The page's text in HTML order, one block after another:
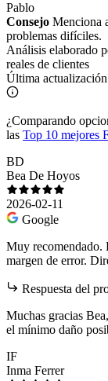
Pablo
Consejo Menciona
problemas difíciles.
Análisis elaborado
reales de clientes
Última
¿Comparando
las Top 10 mejores
BD
Bea De Hoyos
2026-02-11
Google
Muy recomendado.
margen de error.
Respuesta del
Muchas gracias
el mínimo daño
IF
Inma Ferrer